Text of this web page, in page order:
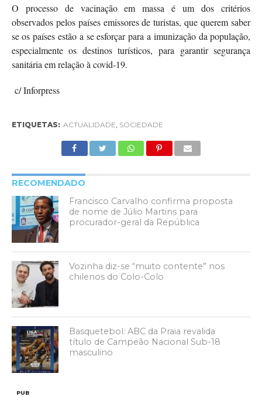
O processo de vacinação em massa é um dos critérios
observados pelos países emissores de turistas, que querem saber
se os países estão a se esforçar para a imunização da população,
especialmente os destinos turísticos, para garantir segurança
sanitária em relação à covid-19.
c/ Inforpress
ETIQUETAS: ACTUALIDADE, SOCIEDADE
RECOMENDADO
Francisco Carvalho confirma proposta
de nome de Júlio Martins para
procurador-geral da República
Vozinha diz-se “muito contente” nos
chilenos do Colo-Colo
Basquetebol: ABC da Praia revalida
título de Campeão Nacional Sub-18
masculino
PUB